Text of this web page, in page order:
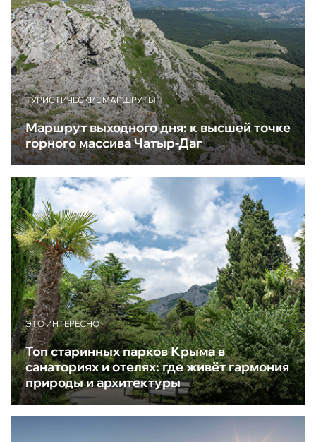
ТУРИСТИЧЕСКИЕ МАРШРУТЫ
Маршрут выходного дня: к высшей точке
горного массива Чатыр-Даг
ЭТО ИНТЕРЕСНО
Топ старинных парков Крыма в
санаториях и отелях: где живёт гармония
природы и архитектуры